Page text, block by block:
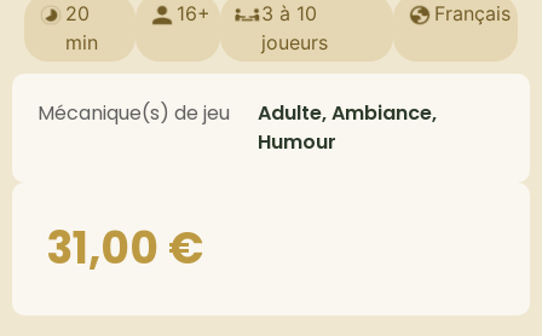
20
min
16+
3 à 10
joueurs
Français
Mécanique(s) de jeu
Adulte, Ambiance,
Humour
31,00€